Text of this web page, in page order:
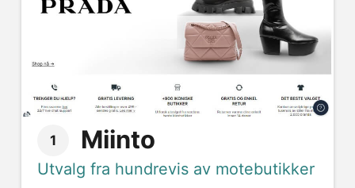
1 Miinto
Utvalg fra hundrevis av motebutikker